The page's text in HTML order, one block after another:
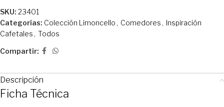
SKU: 23401
Categorías: Colección Limoncello , Comedores , Inspiración
Cafetales , Todos
Compartir:
Descripción
Ficha Técnica